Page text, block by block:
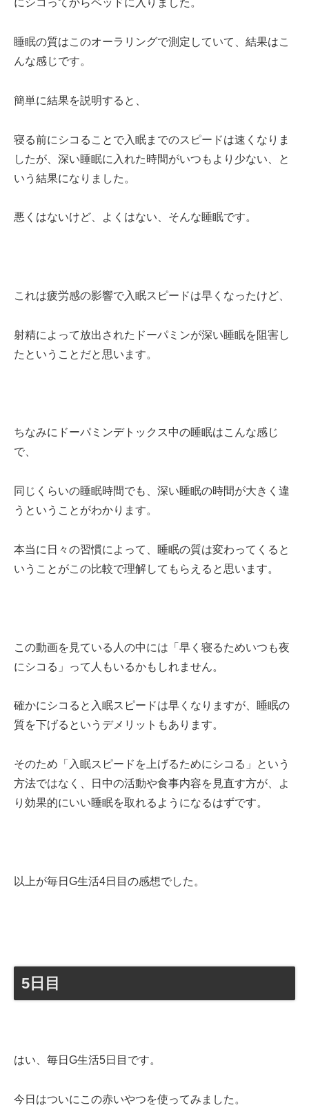
にシコってからベッドに入りました。
睡眠の質はこのオーラリングで測定していて、結果はこ
んな感じです。
簡単に結果を説明すると、
寝る前にシコることで入眠までのスピードは速くなりま
したが、深い睡眠に入れた時間がいつもより少ない、と
いう結果になりました。
悪くはないけど、よくはない、そんな睡眠です。
これは疲労感の影響で入眠スピードは早くなったけど、
射精によって放出されたドーパミンが深い睡眠を阻害し
たということだと思います。
ちなみにドーパミンデトックス中の睡眠はこんな感じ
で、
同じくらいの睡眠時間でも、深い睡眠の時間が大きく違
うということがわかります。
本当に日々の習慣によって、睡眠の質は変わってくると
いうことがこの比較で理解してもらえると思います。
この動画を見ている人の中には「早く寝るためいつも夜
にシコる」って人もいるかもしれません。
確かにシコると入眠スピードは早くなりますが、睡眠の
質を下げるというデメリットもあります。
そのため「入眠スピードを上げるためにシコる」という
方法ではなく、日中の活動や食事内容を見直す方が、よ
り効果的にいい睡眠を取れるようになるはずです。
以上が毎日G生活4日目の感想でした。
5日目
はい、毎日G生活5日目です。
今日はついにこの赤いやつを使ってみました。